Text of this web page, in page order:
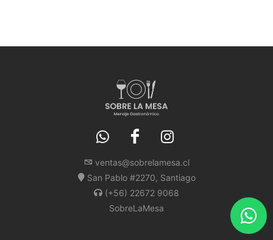
ventas@sobrelamesa.cl
San Pablo #2270, Santiago
(+56) 22672 9068
SobreLaMesa